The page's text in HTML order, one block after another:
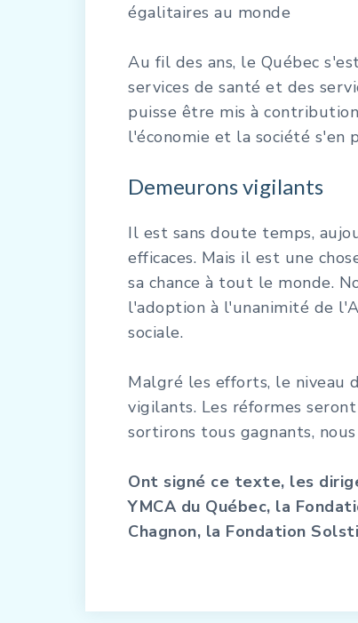
égalitaires au monde
Au fil des ans, le Québec
services de santé et des
puisse être mis à
l'économie et la société s'en
Demeurons vigilants
Il est sans doute temps,
efficaces. Mais il est une
sa chance à tout le monde.
l'adoption à l'unanimité de
sociale.
Malgré les efforts, le niveau
vigilants. Les réformes
sortirons tous gagnants,
Ont signé ce texte, les
YMCA du Québec, la
Chagnon, la Fondation